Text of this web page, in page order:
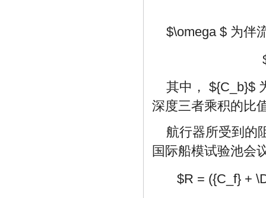
$\omega $ 为伴
其中， ${C_b}$
深度三者乘积的比
航行器所受到的
国际船模试验池会
$R = ({C_f} +